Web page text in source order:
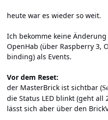
heute war es wieder so weit.
Ich bekomme keine
OpenHab (über Raspberry 3,
binding) als Events.
Vor dem Reset:
der MasterBrick ist sichtbar (
die Status LED blinkt (geht all
lässt sich aber über den